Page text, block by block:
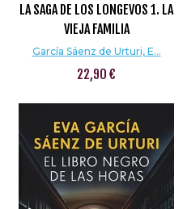
LA SAGA DE LOS LONGEVOS 1. LA
VIEJA FAMILIA
García Sáenz de Urturi, E...
22,90 €